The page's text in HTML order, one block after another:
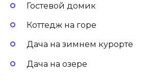
Гостевой домик
Коттедж на горе
Дача на зимнем курорте
Дача на озере